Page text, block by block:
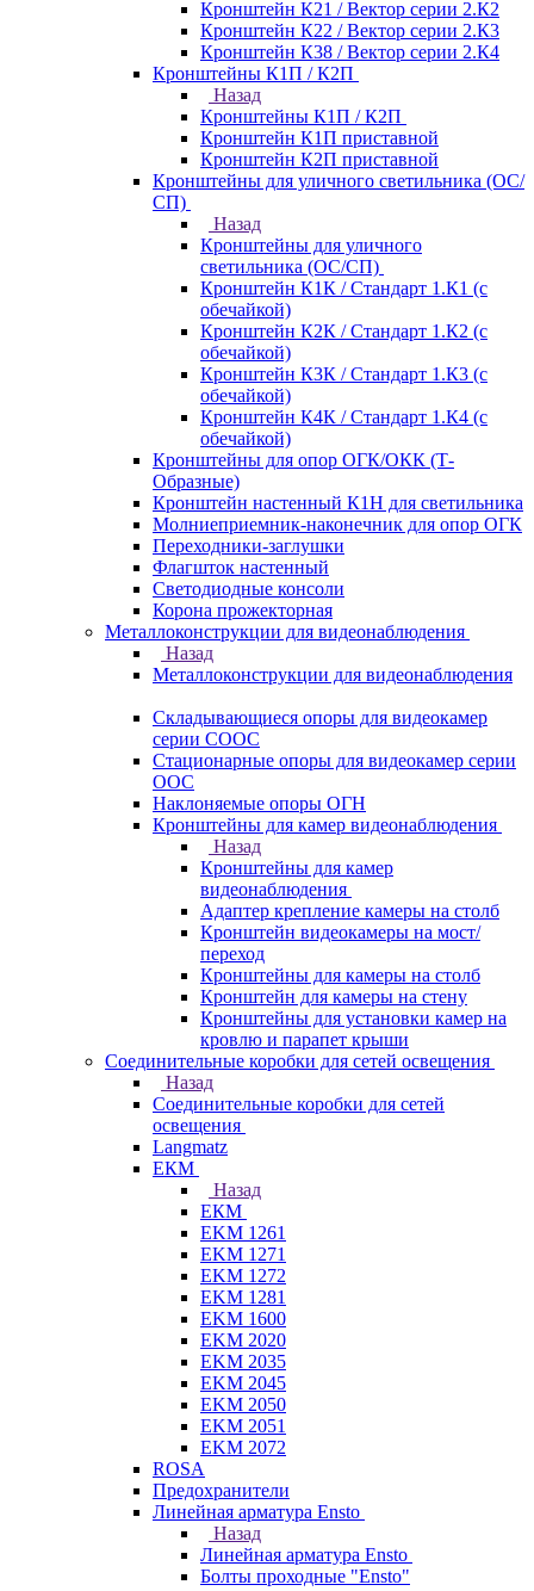
Кронштейн К21 / Вектор серии 2.К2
Кронштейн К22 / Вектор серии 2.К3
Кронштейн К38 / Вектор серии 2.К4
Кронштейны К1П / К2П
Назад
Кронштейны К1П / К2П
Кронштейн К1П приставной
Кронштейн К2П приставной
Кронштейны для уличного светильника (ОС/
СП)
Назад
Кронштейны для уличного
светильника (ОС/СП)
Кронштейн К1К / Стандарт 1.К1 (с
обечайкой)
Кронштейн К2К / Стандарт 1.К2 (с
обечайкой)
Кронштейн К3К / Стандарт 1.К3 (с
обечайкой)
Кронштейн К4К / Стандарт 1.К4 (с
обечайкой)
Кронштейны для опор ОГК/ОКК (Т-
Образные)
Кронштейн настенный К1Н для светильника
Молниеприемник-наконечник для опор ОГК
Переходники-заглушки
Флагшток настенный
Светодиодные консоли
Корона прожекторная
Металлоконструкции для видеонаблюдения
Назад
Металлоконструкции для видеонаблюдения
Складывающиеся опоры для видеокамер
серии СООС
Стационарные опоры для видеокамер серии
ООС
Наклоняемые опоры ОГН
Кронштейны для камер видеонаблюдения
Назад
Кронштейны для камер
видеонаблюдения
Адаптер крепление камеры на столб
Кронштейн видеокамеры на мост/
переход
Кронштейны для камеры на столб
Кронштейн для камеры на стену
Кронштейны для установки камер на
кровлю и парапет крыши
Соединительные коробки для сетей освещения
Назад
Соединительные коробки для сетей
освещения
Langmatz
ЕКМ
Назад
ЕКМ
EKM 1261
EKM 1271
EKM 1272
EKM 1281
EKM 1600
EKM 2020
EKM 2035
EKM 2045
EKM 2050
EKM 2051
EKM 2072
ROSA
Предохранители
Линейная арматура Ensto
Назад
Линейная арматура Ensto
Болты проходные "Ensto"